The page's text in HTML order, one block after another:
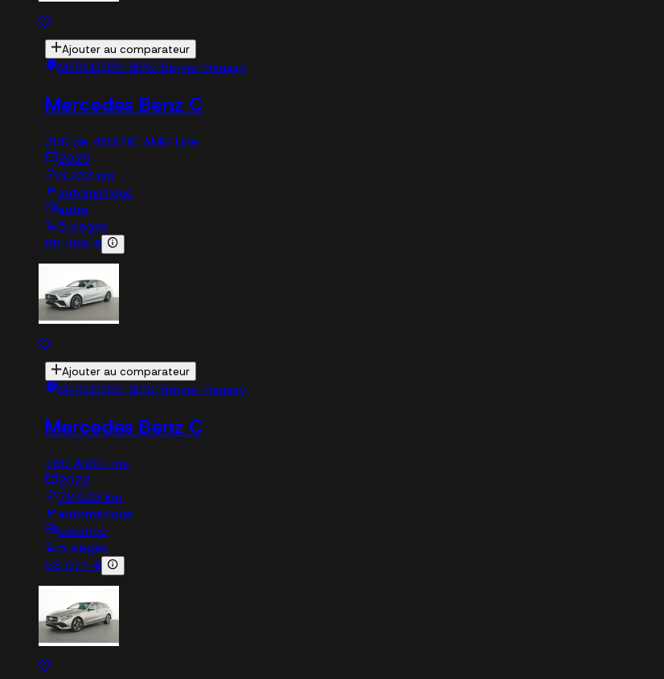
Ajouter au comparateur
MERCEDES-BENZ Beyne-Heusay
Mercedes Benz C
300 de 4MATIC AMG Line
2025
3,233 km
automatique
autre
5 sieges
88 469 €
Ajouter au comparateur
MERCEDES-BENZ Beyne-Heusay
Mercedes Benz C
180 AMG Line
2022
76,523 km
automatique
essence
5 sieges
53 071 €